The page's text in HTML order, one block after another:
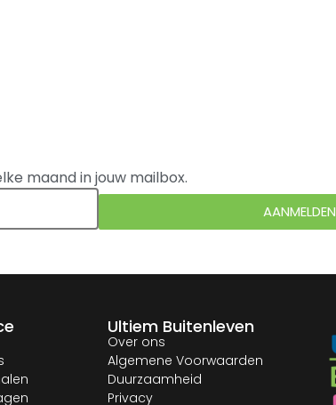
maand in jouw mailbox.
AANMELDEN
Ultiem Buitenleven
Over ons
Algemene Voorwaarden
Duurzaamheid
Privacy